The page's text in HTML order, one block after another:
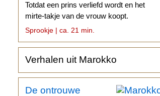
Totdat een prins verliefd wordt en het
mirte-takje van de vrouw koopt.
Sprookje | ca. 21 min.
Verhalen uit Marokko
De ontrouwe